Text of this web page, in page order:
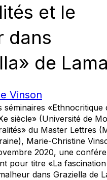
et le
dans
de
Vinson
séminaires «Ethnocritique
siècle» (Université de
du Master Lettres
Marie-Christine
2020, une
pour titre «La
dans Graziella de